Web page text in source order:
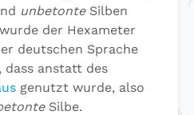
unbetonteSilben
der Hexameter
deutschen Sprache
dass anstatt des
genutzt wurde, also
Silbe.